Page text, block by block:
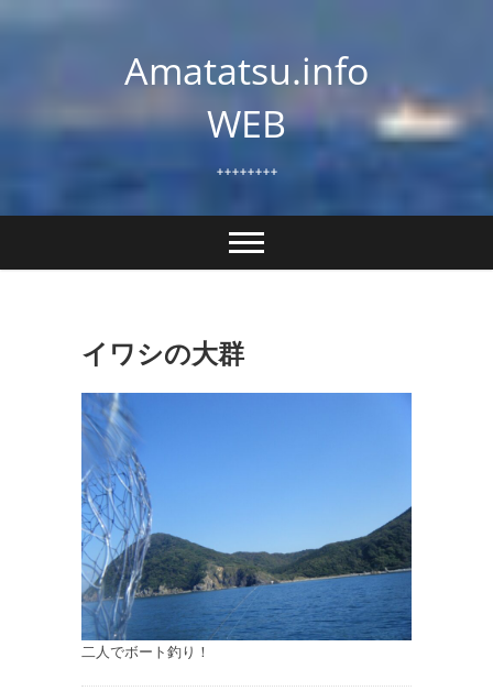
Amatatsu.info
WEB
++++++++
イワシの大群
二人でボート釣り！